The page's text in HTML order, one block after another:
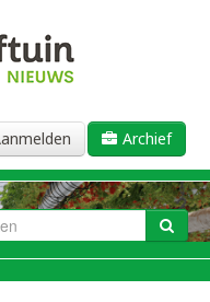
Archief